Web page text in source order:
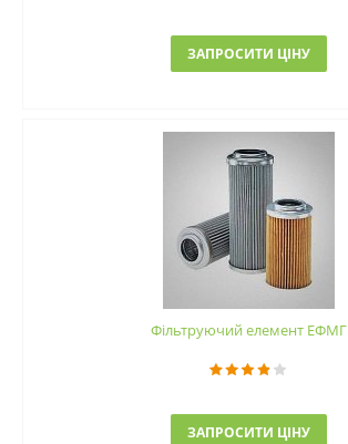
ЗАПРОСИТИ ЦІНУ
Фільтруючий елемент ЕФМГ
ЗАПРОСИТИ ЦІНУ